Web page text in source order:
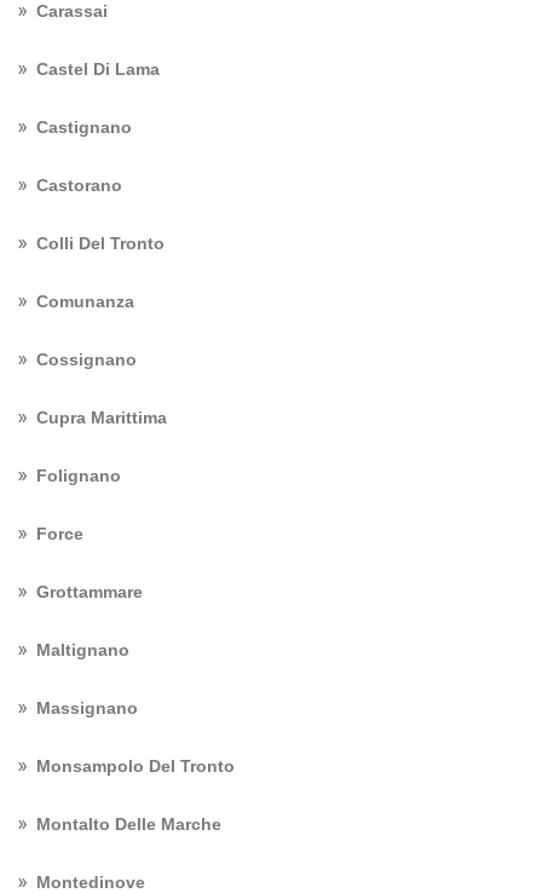
Carassai
Castel Di Lama
Castignano
Castorano
Colli Del Tronto
Comunanza
Cossignano
Cupra Marittima
Folignano
Force
Grottammare
Maltignano
Massignano
Monsampolo Del Tronto
Montalto Delle Marche
Montedinove